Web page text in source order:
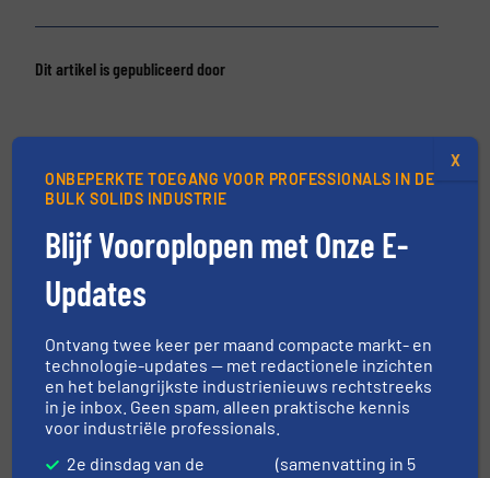
Dit artikel is gepubliceerd door
Gronfa Procestechniek B.V.
Gronfa Procestechniek; “The ideal mix of quality
and service” Gronfa Procestechniek fabriceert
(snel-) mengers, roerwerken, inline en batch
dispergeerders, colloidmolens, notenmolens,
ONBEPERKTE TOEGANG VOOR PROFESSIONALS IN DE
BULK SOLIDS INDUSTRIE
Blijf Vooroplopen met Onze E-
Updates
Ontvang twee keer per maand compacte markt- en
technologie-updates — met redactionele inzichten
en het belangrijkste industrienieuws rechtstreeks
in je inbox. Geen spam, alleen praktische kennis
voor industriële professionals.
2e dinsdag van de
(samenvatting in 5
X